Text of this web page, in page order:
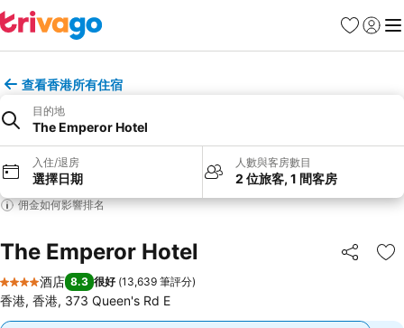
收藏夾
登入 選
查看香港所有住宿
目的地
The Emperor Hotel
入住/退房
選擇日期
人數與客房數目
2 位旅客, 1 間客房
佣金如何影響排名
The Emperor Hotel 分享
放
4 星級
酒店 8.3 很好 (13,639 筆評分)
香港, 香港, 373 Queen's Rd E